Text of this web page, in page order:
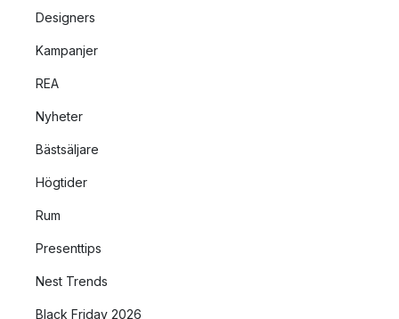
Designers
Kampanjer
REA
Nyheter
Bästsäljare
Högtider
Rum
Presenttips
Nest Trends
Black Friday 2026